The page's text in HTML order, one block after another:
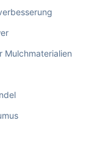
Mulchmaterialien